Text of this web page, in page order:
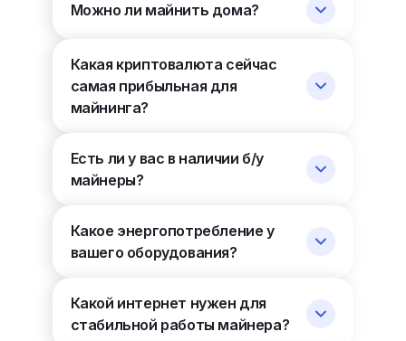
Можно ли майнить дома?
Какая криптовалюта сейчас
самая прибыльная для
майнинга?
Есть ли у вас в наличии б/у
майнеры?
Какое энергопотребление у
вашего оборудования?
Какой интернет нужен для
стабильной работы майнера?